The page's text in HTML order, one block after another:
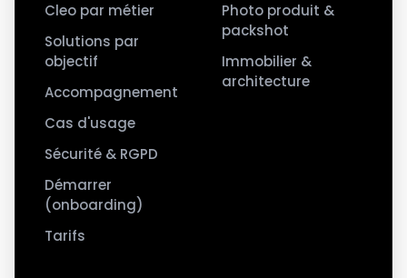
Cleo par métier
Solutions par
objectif
Accompagnement
Cas d'usage
Sécurité & RGPD
Démarrer
(onboarding)
Tarifs
Photo produit &
packshot
Immobilier &
architecture